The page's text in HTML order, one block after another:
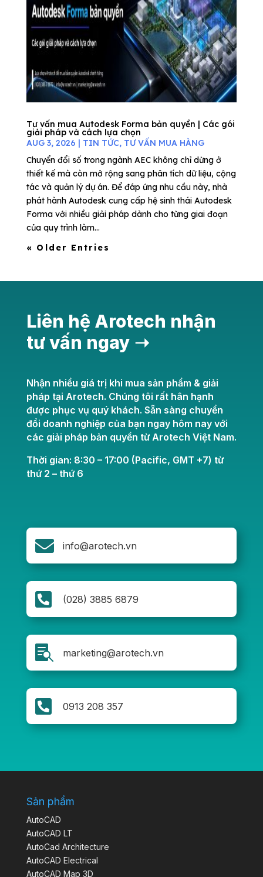
Tư vấn mua Autodesk Forma bản quyền | Các gói
giải pháp và cách lựa chọn
AUG 3, 2026 | TIN TỨC, TƯ VẤN MUA HÀNG
Chuyển đổi số trong ngành AEC không chỉ dừng ở
thiết kế mà còn mở rộng sang phân tích dữ liệu, cộng
tác và quản lý dự án. Để đáp ứng nhu cầu này, nhà
phát hành Autodesk cung cấp hệ sinh thái Autodesk
Forma với nhiều giải pháp dành cho từng giai đoạn
của quy trình làm...
« Older Entries
Liên hệ Arotech nhận
tư vấn ngay ➝
Nhận nhiều giá trị khi mua sản phẩm & giải
pháp tại Arotech. Chúng tôi rất hân hạnh
được phục vụ quý khách. Sẵn sàng chuyển
đổi doanh nghiệp của bạn ngay hôm nay với
các giải pháp bản quyền từ Arotech Việt Nam.
Thời gian: 8:30 – 17:00 (Pacific, GMT +7) từ
thứ 2 – thứ 6
 info@arotech.vn
 (028) 3885 6879
 marketing@arotech.vn
 0913 208 357
Sản phẩm
AutoCAD
AutoCAD LT
AutoCad Architecture
AutoCAD Electrical
AutoCAD Map 3D